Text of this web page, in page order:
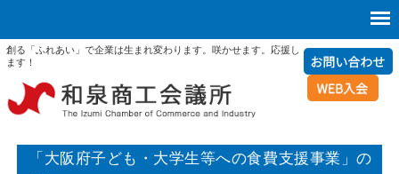
創る「ふれあい」で企業は生まれ変わります。咲かせます。応援し
ます！
「大阪府子ども・大学生等への食費支援事業」の